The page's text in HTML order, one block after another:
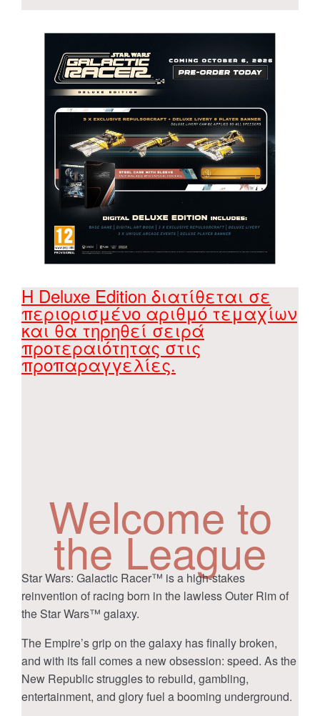
Η Deluxe Edition διατίθεται σε
περιορισμένο αριθμό τεμαχίων
και θα τηρηθεί σειρά
προτεραιότητας στις
προπαραγγελίες.
Welcome to
the League
​​​​​Star Wars​​: Galactic Racer™ is a ​high-stakes
reinvention of racing born in the lawless Outer Rim of
the ​​Star Wars​​™​​ galaxy.​​​​
The Empire’s grip on the galaxy has finally broken,
and with its fall comes a new obsession: speed. As the
New Republic struggles to rebuild, gambling,
entertainment, and glory fuel a booming underground.